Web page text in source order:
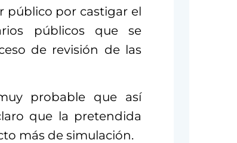
público por castigar el
públicos que se
de revisión de las
probable que así
que la pretendida
más de simulación.